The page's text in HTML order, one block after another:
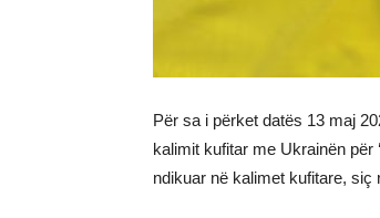
Për sa i përket datës 13 maj
kalimit kufitar me Ukrainën për
ndikuar në kalimet kufitare, siç